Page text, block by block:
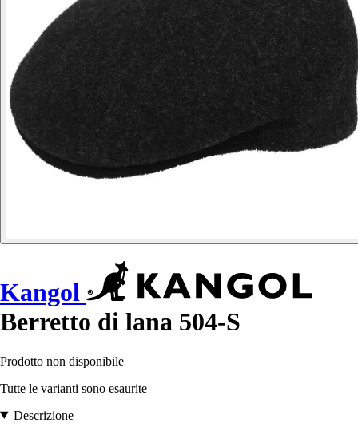
Kangol
Berretto di lana 504-S
Prodotto non disponibile
Tutte le varianti sono esaurite
Descrizione